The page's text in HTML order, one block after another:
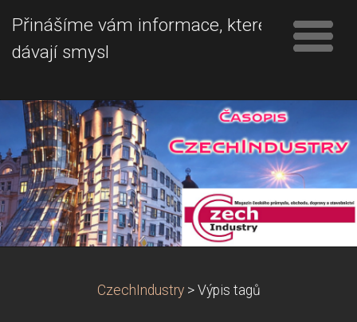
Přinášíme vám informace, které
dávají smysl
CzechIndustry > Výpis tagů